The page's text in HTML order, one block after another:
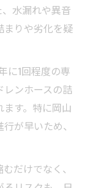
水漏れや異音
まりや劣化を疑
に1回程度の専
ンホースの詰
す。特に岡山
が早いため、
だけでなく、